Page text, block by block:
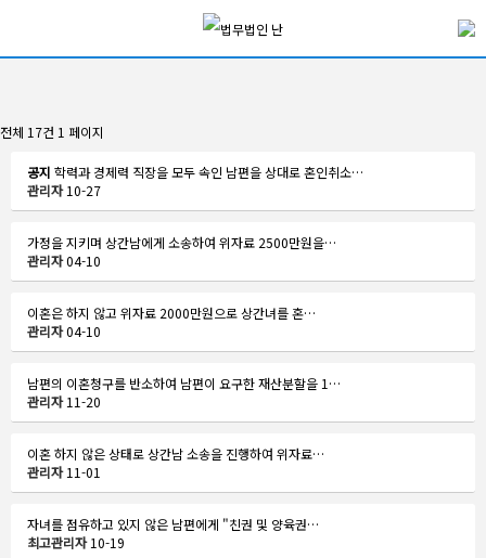
전체 17건 1 페이지
공지 학력과 경제력 직장을 모두 속인 남편을 상대로 혼인취소…
관리자 10-27
가정을 지키며 상간남에게 소송하여 위자료 2500만원을…
관리자04-10
이혼은 하지 않고 위자료 2000만원으로 상간녀를 혼…
관리자04-10
남편의 이혼청구를 반소하여 남편이 요구한 재산분할을 1…
관리자 11-20
이혼 하지 않은 상태로 상간남 소송을 진행하여 위자료…
관리자 11-01
자녀를 점유하고 있지 않은 남편에게 "친권 및 양육권…
최고관리자 10-19